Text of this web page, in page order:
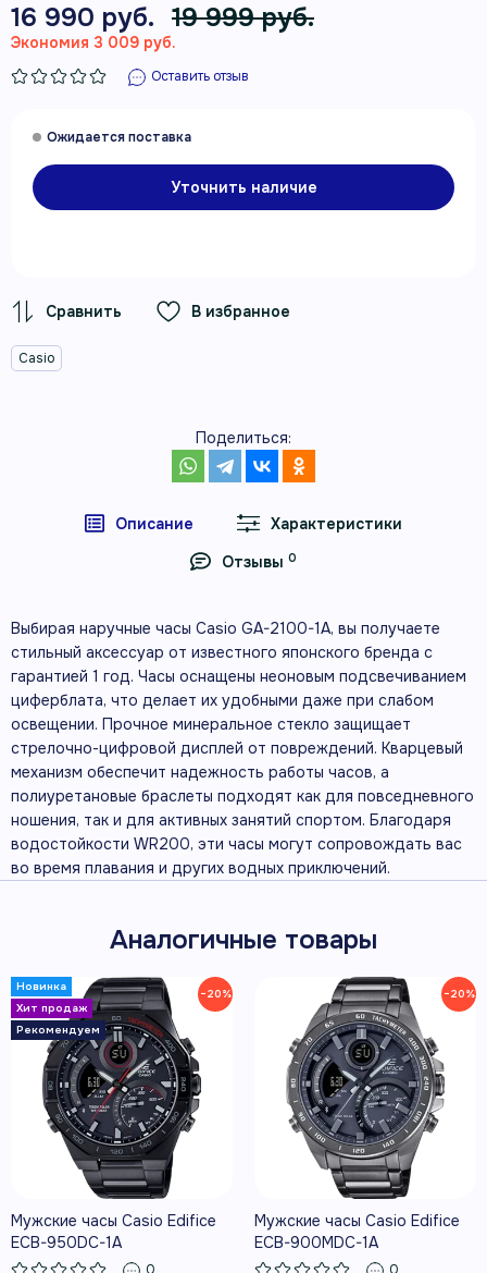
16 990 руб. 19 999 руб.
Экономия 3 009 руб.
Оставить отзыв
Уточнить наличие
В избранное
Casio
Поделиться:
Описание
Характеристики
Отзывы 0
Выбирая наручные часы Casio GA-2100-1A, вы получаете
стильный аксессуар от известного японского бренда с
гарантией 1 год. Часы оснащены неоновым подсвечиванием
циферблата, что делает их удобными даже при слабом
освещении. Прочное минеральное стекло защищает
стрелочно-цифровой дисплей от повреждений. Кварцевый
механизм обеспечит надежность работы часов, а
полиуретановые браслеты подходят как для повседневного
ношения, так и для активных занятий спортом. Благодаря
водостойкости WR200, эти часы могут сопровождать вас
во время плавания и других водных приключений.
Аналогичные товары
−20%
Мужские часы Casio Edifice
ECB-950DC-1A
−20%
Мужские часы Casio Edifice
ECB-900MDC-1A